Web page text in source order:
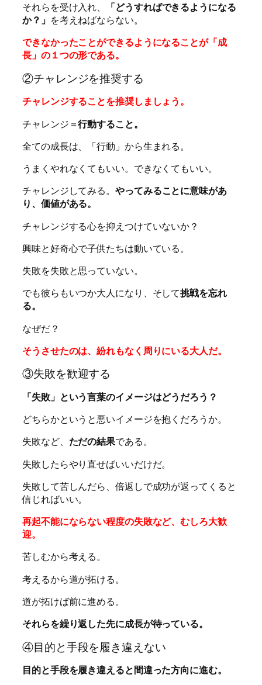
それらを受け入れ、
「どうすればできるようになる
か？」 を考えねばならない。
できなかったことができるようになることが「成
長」の１つの形である。
②チャレンジを推奨する
チャレンジすることを推奨しましょう。
チャレンジ＝行動すること。
全ての成長は、「行動」から生まれる。
うまくやれなくてもいい。できなくてもいい。
チャレンジしてみる。 やってみることに意味があ
り、価値がある。
チャレンジする心を抑えつけていないか？
興味と好奇心で子供たちは動いている。
失敗を失敗と思っていない。
でも彼らもいつか大人になり、そして挑戦を忘れ
る。
なぜだ？
そうさせたのは、紛れもなく周りにいる大人だ。
③失敗を歓迎する
「失敗」という言葉のイメージはどうだろう？
どちらかというと悪いイメージを抱くだろうか。
失敗など、 ただの結果である。
失敗したらやり直せばいいだけだ。
失敗して苦しんだら、倍返しで成功が返ってくると
信じればいい。
再起不能にならない程度の失敗など、むしろ大歓
迎。
苦しむから考える。
考えるから道が拓ける。
道が拓けば前に進める。
それらを繰り返した先に成長が待っている。
④目的と手段を履き違えない
目的と手段を履き違えると間違った方向に進む。